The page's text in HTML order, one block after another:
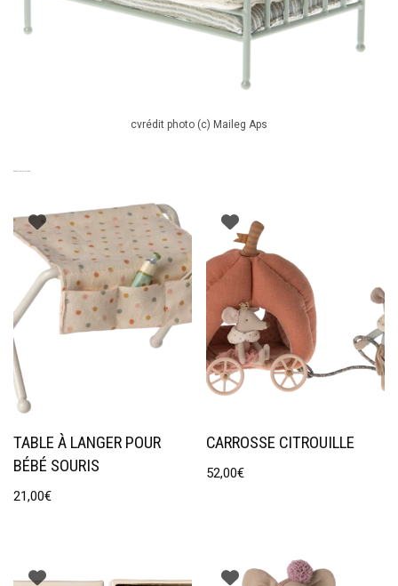
cvrédit photo (c) Maileg Aps
TABLE À LANGER POUR
BÉBÉ SOURIS
21,00€
CARROSSE CITROUILLE
52,00€